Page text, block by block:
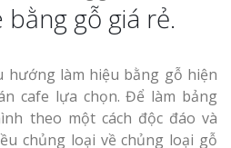
gỗ giá rẻ.
hướng làm hiệu bằng gỗ hiện
cafe lựa chọn. Để làm bảng
theo một cách độc đáo và
chủng loại về chủng loại gỗ